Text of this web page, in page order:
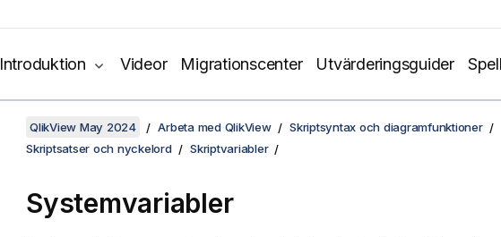
Introduktion Videor Migrationscenter Utvärderingsguider
QlikView May 2024 Arbeta med QlikView
Skriptsyntax och diagramfunktioner
Skriptsatser och nyckelord
Skriptvariabler
Systemvariabler